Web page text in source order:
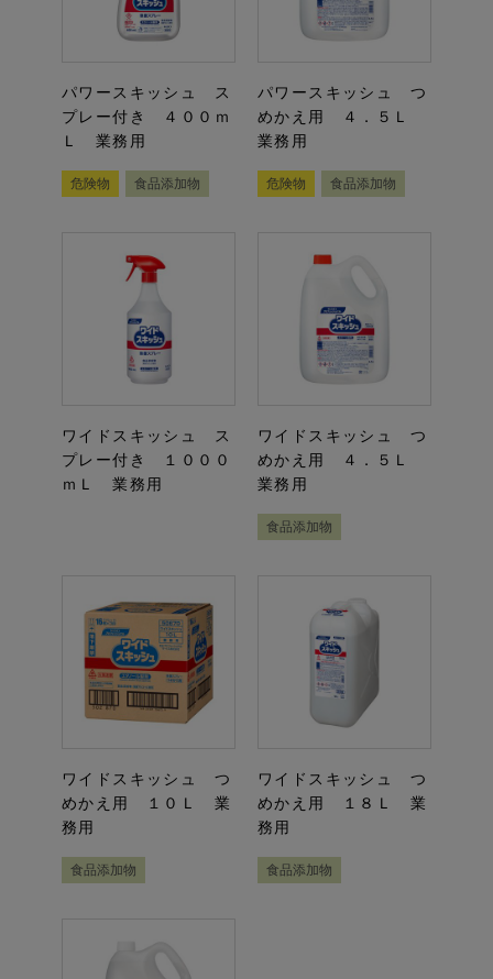
パワースキッシュ ス
プレー付き ４００ｍ
Ｌ 業務用
危険物 食品添加物
パワースキッシュ つ
めかえ用 ４．５Ｌ
業務用
危険物 食品添加物
ワイドスキッシュ ス
プレー付き １０００
ｍＬ 業務用
ワイドスキッシュ つ
めかえ用 ４．５Ｌ
業務用
食品添加物
ワイドスキッシュ つ
めかえ用 １０Ｌ 業
務用
食品添加物
ワイドスキッシュ つ
めかえ用 １８Ｌ 業
務用
食品添加物